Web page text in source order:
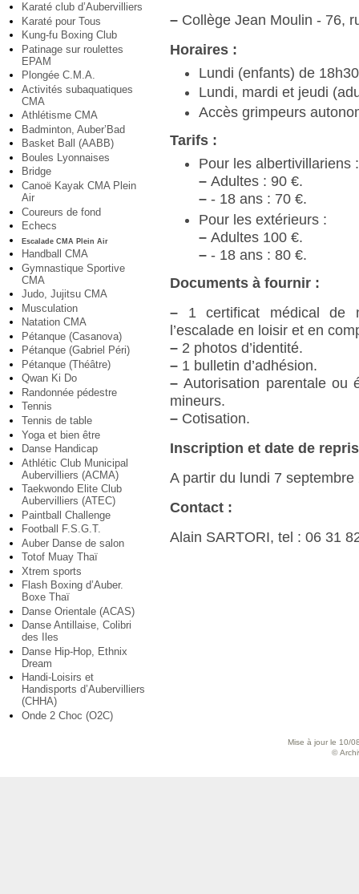
Karaté club d’Aubervilliers
Karaté pour Tous
Kung-fu Boxing Club
Patinage sur roulettes
EPAM
Plongée C.M.A.
Activités subaquatiques
CMA
Athlétisme CMA
Badminton, Auber’Bad
Basket Ball (AABB)
Boules Lyonnaises
Bridge
Canoë Kayak CMA Plein
Air
Coureurs de fond
Echecs
Escalade CMA Plein Air
Handball CMA
Gymnastique Sportive
CMA
Judo, Jujitsu CMA
Musculation
Natation CMA
Pétanque (Casanova)
Pétanque (Gabriel Péri)
Pétanque (Théâtre)
Qwan Ki Do
Randonnée pédestre
Tennis
Tennis de table
Yoga et bien être
Danse Handicap
Athlétic Club Municipal
Aubervilliers (ACMA)
Taekwondo Elite Club
Aubervilliers (ATEC)
Paintball Challenge
Football F.S.G.T.
Auber Danse de salon
Totof Muay Thaï
Xtrem sports
Flash Boxing d’Auber.
Boxe Thaï
Danse Orientale (ACAS)
Danse Antillaise, Colibri
des Iles
Danse Hip-Hop, Ethnix
Dream
Handi-Loisirs et
Handisports d’Aubervilliers
(CHHA)
Onde 2 Choc (O2C)
– Collège Jean Moulin - 76,
Horaires :
Lundi (enfants) de
Lundi, mardi et jeudi
Accès grimpeurs
Tarifs :
Pour les albertivillariens :
– Adultes : 90 €.
– - 18 ans : 70 €.
Pour les extérieurs :
– Adultes 100 €.
– - 18 ans : 80 €.
Documents à fournir :
– 1 certificat médical de
l’escalade en loisir et en
– 2 photos d’identité.
– 1 bulletin d’adhésion.
– Autorisation parentale ou
mineurs.
– Cotisation.
Inscription et date de
A partir du lundi 7 septembre
Contact :
Alain SARTORI, tel : 06 31
Mise à jour le 10/
©